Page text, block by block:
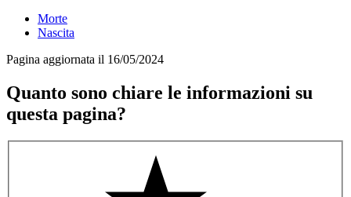
Morte
Nascita
Pagina aggiornata il 16/05/2024
Quanto sono chiare le informazioni su
questa pagina?